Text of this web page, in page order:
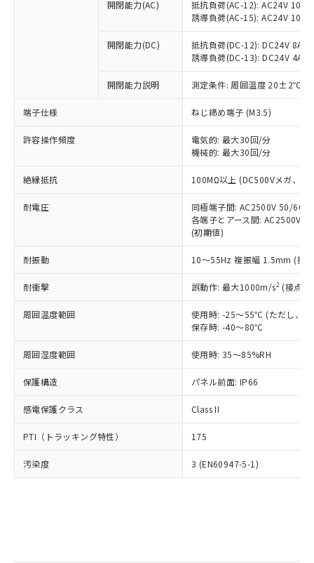
開閉能力(AC)
抵抗負荷(AC-12): AC24V 10A/
誘導負荷(AC-15): AC24V
開閉能力(DC)
抵抗負荷(DC-12): DC24V 8A/
誘導負荷(DC-13): DC24V 4A/
開閉能力説明 測定条件: 周囲温度 20±2℃、
端子仕様 ねじ締め端子 (M3.5)
許容操作頻度
電気的: 最大30回/分
機械的: 最大30回/分
絶縁抵抗 100MΩ以上 (DC500Vメガ、点
耐電圧
同極端子間: AC2500V 50/
各端子とアース間: AC2500V
(初期値)
耐振動 10～55Hz 複振幅 1.5mm (接
耐衝撃 誤動作: 最大1000m/s2 (接点
周囲温度範囲
使用時: -25～55℃ (ただし、氷
保存時: -40～80℃
周囲湿度範囲 使用時: 35～85%RH
保護構造 パネル前面: IP66
感電保護クラス Class II
PTI（トラッキング特性） 175
汚染度 3 (EN60947-5-1)
本サービスの対象外となる商品もある
ことをご了承ください。
在庫状況および標準価格照会結果は、
記載している更新日時点での社内デー
タに基づき作成されるものであり、閲
覧された時点での実際の在庫および標
正式な納期状況および標準価格はお客
様のお取引先、またはお客様担当のオ
ムロン制御機器販売店・当社販売員に
オムロン制御機器販売店や当社販売拠
販売ネットワーク
」をご確認
在庫状況および標準価格結果を当社の
示しないようお願いします。
マイパーツ機能（部品リスト作成サー
ビス）をご利用いただくには、I-Web
メンバーズにご登録されている必要が
お客様が当ウェブサイト上で当社にご
登録された部品リストについて、当社
および当社の共同利用者が、当社の製
品・サービスに関するお客様との取
引・商談に必要な範囲で利用すること
をご了承ください。
の共同利用に関して"
の「1.共同利
用者の範囲」に記載されている法人を
仕入先様の事情により、非含有部品として
いたものが、含有品と判明した場合などや
むを得ず変更することがあります。
ミウム(Cd) 100ppm以下、
六価クロム(Cr(Ⅵ)) 1000ppm以下、ポリ臭化ビフェニル
類(PBB) 1000ppm以下、ポリ臭化ジフェニルエーテル類
(PBDE) 1000ppm以下、フタル酸ビス(2-エチルヘキシ
ルベンジル（BBP） 1000ppm以下、フタル酸ジブチル
（DBP） 1000ppm以下、フタル酸ジイソブチル
適用除外項目は除く。
フタル酸エステル類の４物質については閾値を超える意
図的な使用がないことを確認しています。
部品在庫の切り替え状況などにより、予定
月が前後することがあります。
※3 非含有証明書ダウンロード
下記の非含有証明書をダウンロードするこ
EU RoHS指令（10物質）の非含有証明書
51物質の非含有証明書（当社基準）
※本証明書は発行日時点で非含有を証明す
るもので、過去に遡って非含有を証明する
ものではありません。
「×」：最大均質材料含有率が中国RoHSの
基準値を超えていることを示します。
「－」：未確認です。当社販売部門へお問
い合わせください。
*中国RoHS10物質の基準値 (GB/T26572)：
Pb(鉛) :1000ppm、 Hg(水銀) : 1000ppm、 Cd(カドミウ
Cr(Ⅵ)(六価クロム) : 1000ppm、 PBBs(ポリ臭化ビフェ
DBP(フタル酸ジブチル) : 1000ppm、 DIBP(フタル酸ジ
イソブチル) : 1000ppm、 BBP(フタル酸ブチルベンジ
DEHP(フタル酸ビス(2-エチルヘキシル)) : 1000ppm
「ｅ」：有害物質（10物質）のすべてが基
準値以下であることを示します。
「10」：通常の使用状況下において有害物
質が外部に漏えいし、環境に深刻な影響を
及ぼさない年数を意味します。
「－」：未確認です。当社販売部門へお問
当社は、これら貴社製品のうち、外国
為替および外国貿易法に定める商品
（以下｢規制貨物等」という）を輸出
または国外への提供する場合は、日本
国政府の輸出許可(または役務取引許
可)を取得するなどの必要な手続きを
当社は規制貨物を破棄する場合は、完
全に破砕するなど、違法に輸出されな
いよう必要な手段を講じます。
当社は貴社製品を、核兵器、ミサイ
ル、化学兵器、生物兵器またはその他
武器並びにこれらの製造装置等に一切
当社は、貴社製品を第三者に販売する
場合は、上記1、2および3の内容を当
該第三者に通知します。また当社は、
販売先および販売に係わる関係者が違
法に輸出するおそれがある場合は、取
キャンセル
一定数以上の在庫あり
一定数には満たないが在庫あり
在庫なし(最新の在庫状況につ
いては、お客様のお取引先、ま
たはお客様担当のオムロン制御
機器販売店・当社販売員にご確
受注生産機種、また在庫状況の
情報を公開していない機種